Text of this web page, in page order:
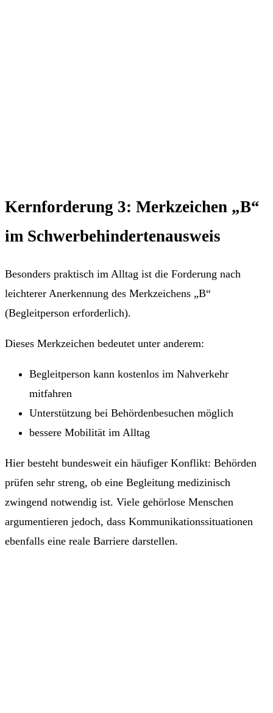
Kernforderung 3: Merkzeichen „B“
im Schwerbehindertenausweis
Besonders praktisch im Alltag ist die Forderung nach
leichterer Anerkennung des Merkzeichens „B“
(Begleitperson erforderlich).
Dieses Merkzeichen bedeutet unter anderem:
Begleitperson kann kostenlos im Nahverkehr
mitfahren
Unterstützung bei Behördenbesuchen möglich
bessere Mobilität im Alltag
Hier besteht bundesweit ein häufiger Konflikt: Behörden
prüfen sehr streng, ob eine Begleitung medizinisch
zwingend notwendig ist. Viele gehörlose Menschen
argumentieren jedoch, dass Kommunikationssituationen
ebenfalls eine reale Barriere darstellen.